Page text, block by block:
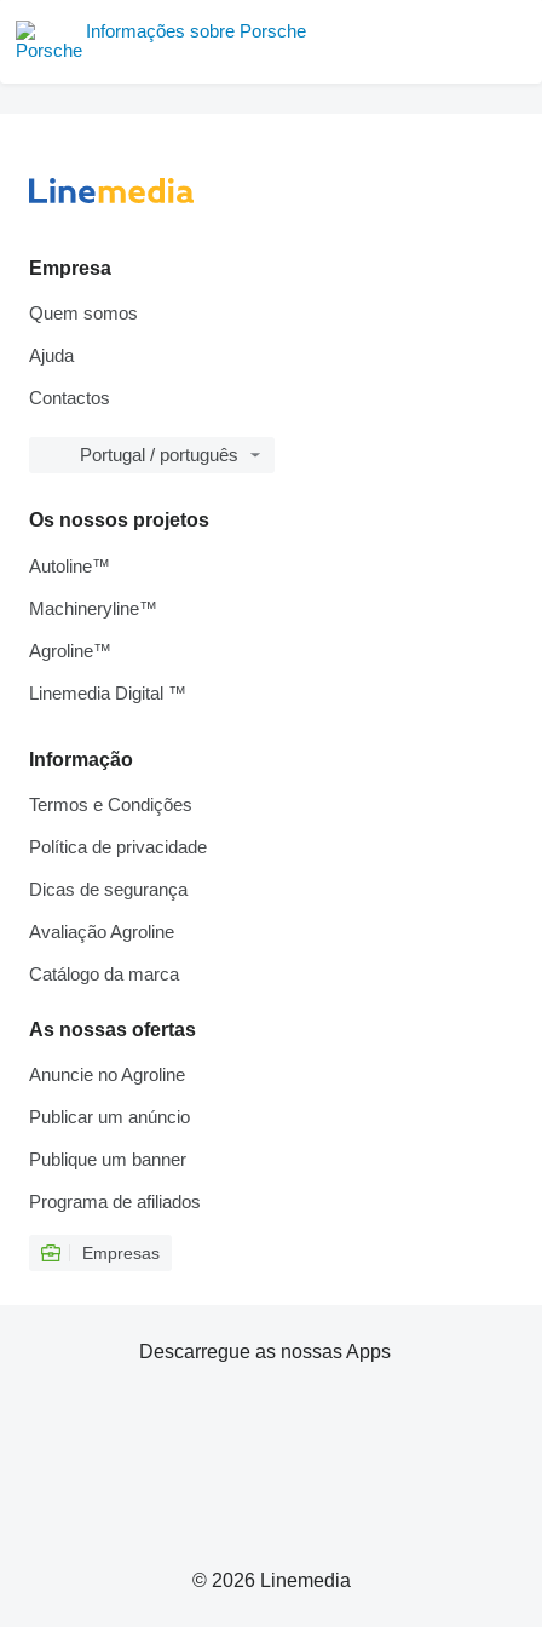
Informações sobre Porsche
Empresa
Quem somos
Ajuda
Contactos
Portugal / português
Informação
Termos e Condições
Política de privacidade
Dicas de segurança
Avaliação Agroline
Catálogo da marca
As nossas ofertas
Anuncie no Agroline
Publicar um anúncio
Publique um banner
Programa de afiliados
Empresas
Os nossos projetos
Autoline™
Machineryline™
Agroline™
Linemedia Digital ™
© 2026 Linemedia
Descarregue as nossas Apps